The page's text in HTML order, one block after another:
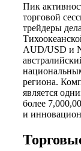
Пик
торговой
трейдеры
AUD/USD и
региона.
является
более
и